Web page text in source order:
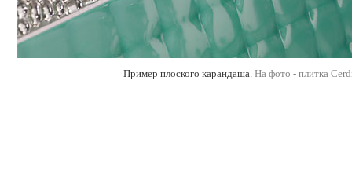
Пример плоского карандаша. На фото - плитка